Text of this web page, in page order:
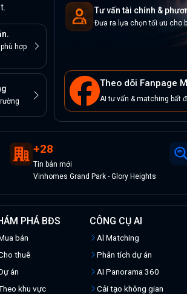
hợp
Tư vấn tài chính &
Đưa ra lựa chọn tối ưu cho
Theo dõi Fanpage
AI tư vấn & matching bất
+28
Tin bán mới
Vinhomes Grand Park - Glory Heights
PHÁ BĐS
bán
thuê
án
khu vực
CÔNG CỤ AI
Al Matching
Phân tích dự án
AI Panorama 360
Cải tạo không gian